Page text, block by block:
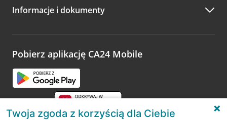
Zachęcamy do podzielenia się z nami opinią o wizycie.
opinie.
Informacje i dokumenty
Pobierz aplikację CA24 Mobile
Twoja zgoda z korzyścią dla Ciebie